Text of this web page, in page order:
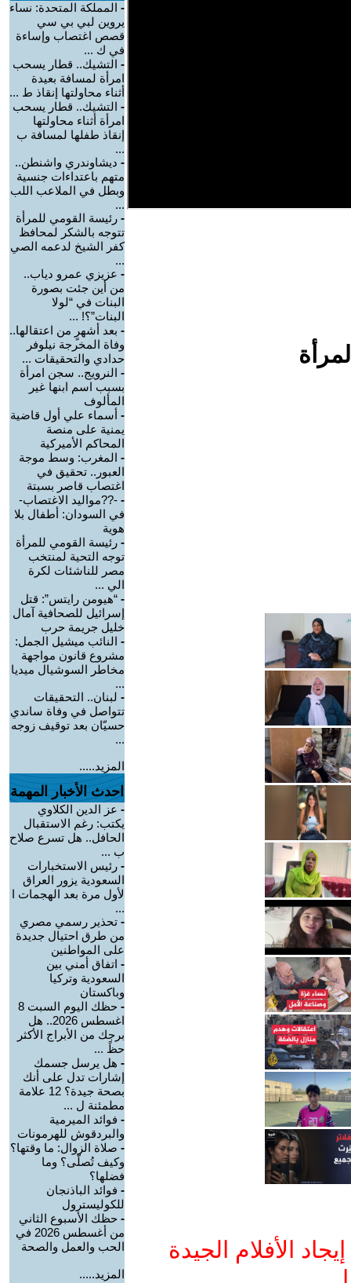
الأفلام الجيدة
- المملكة المتحدة: نساء
يروين لبي بي سي
قصص اغتصاب وإساءة
في ك ...
- التشيك.. قطار يسحب
امرأة لمسافة بعيدة
أثناء محاولتها إنقاذ ط ...
- التشيك.. قطار يسحب
امرأة أثناء محاولتها
إنقاذ طفلها لمسافة ب
...
- ديشاوندري واشنطن..
متهم باعتداءات جنسية
وبطل في الملاعب اللب
...
- رئيسة القومي للمرأة
تتوجه بالشكر لمحافظ
كفر الشيخ لدعمه الصي
...
- عزيزي عمرو دياب..
من أين جئت بصورة
البنات في “لولا
البنات”؟! ...
- بعد أشهرٍ من اعتقالها..
وفاة المخرجة نيلوفر
حدادي والتحقيقات ...
- النرويج.. سجن امرأة
بسبب اسم ابنها غير
المألوف
- أسماء علي أول قاضية
يمنية على منصة
المحاكم الأميركية
- المغرب: وسط موجة
العبور.. تحقيق في
اغتصاب قاصر بسبتة
- -??مواليد الاغتصاب-
في السودان: أطفال بلا
هوية
- رئيسة القومي للمرأة
توجه التحية لمنتخب
مصر للناشئات لكرة
الي ...
- “هيومن رايتس”: قتل
إسرائيل للصحافية آمال
خليل جريمة حرب
- النائب ميشيل الجمل:
مشروع قانون مواجهة
مخاطر السوشيال ميديا
...
- لبنان.. التحقيقات
تتواصل في وفاة ساندي
حسيّان بعد توقيف زوجه
...
المزيد.....
احدث الأخبار المهمة
- عز الدين الكلاوي
يكتب: رغم الاستقبال
الحافل.. هل تسرع صلاح
ب ...
- رئيس الاستخبارات
السعودية يزور العراق
لأول مرة بعد الهجمات ا
...
- تحذير رسمي مصري
من طرق احتيال جديدة
على المواطنين
- اتفاق أمني بين
السعودية وتركيا
وباكستان
-
حظك اليوم السبت 8
اغسطس 2026.. هل
برجك من الأبراج الأكثر
حظً ...
- هل يرسل جسمك
إشارات تدل على أنك
بصحة جيدة؟ 12 علامة
مطمئنة ل ...
- فوائد الميرمية
والبردقوش للهرمونات
- صلاة الزوال: ما وقتها؟
وكيف تُصلّى؟ وما
فضلها؟
- فوائد الباذنجان
للكوليسترول
- حظك الأسبوع الثاني
من أغسطس 2026 في
الحب والعمل والصحة
المزيد.....